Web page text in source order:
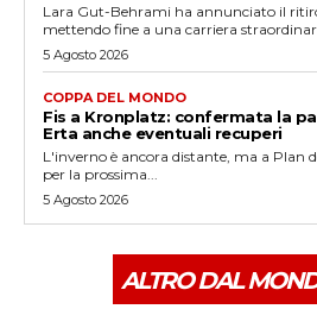
Lara Gut-Behrami ha annunciato il
mettendo fine a una carriera
5 Agosto 2026
COPPA DEL MONDO
Fis a Kronplatz: confermata la
Erta anche eventuali recuperi
L'inverno è ancora distante, ma a Plan
per la prossima...
5 Agosto 2026
ALTRO DAL